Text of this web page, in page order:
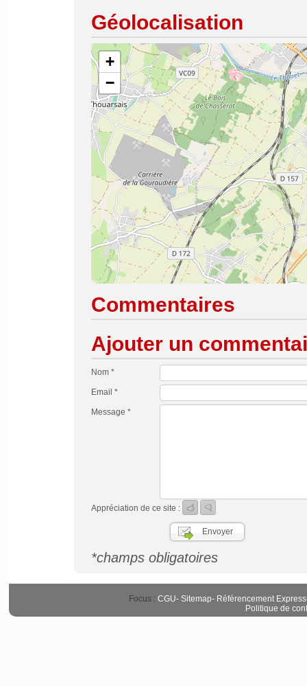
Géolocalisation
+
−
Commentaires
Ajouter un
Nom *
Email *
Message *
Appréciation de ce site :
*champs obligatoires
Focus : CGU- Sitemap- Référencement Express
Politique de